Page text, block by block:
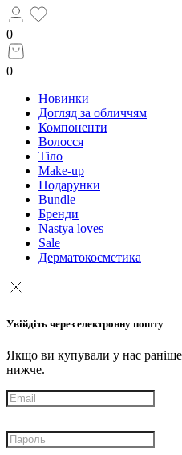
0
0
Новинки
Догляд за обличчям
Компоненти
Волосся
Тіло
Make-up
Подарунки
Bundle
Бренди
Nastya loves
Sale
Дерматокосметика
Увійдіть через електронну пошту
Якщо ви купували у нас раніше,
нижче.